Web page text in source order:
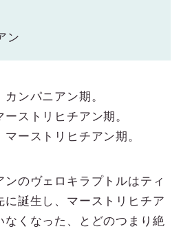
ン
ンパニアン期。
ストリヒチアン期。
ーストリヒチアン期。
ンのヴェロキラプトルはティ
誕生し、マーストリヒチア
なくなった、とどのつまり絶